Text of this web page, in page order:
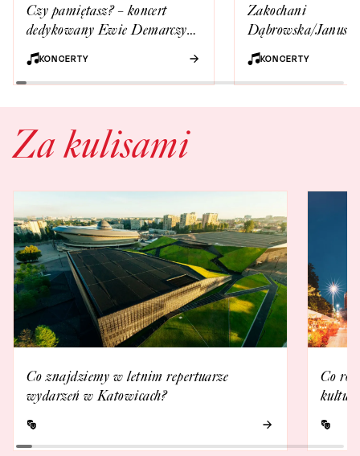
Czy pamiętasz? – koncert
dedykowany Ewie Demarczyk
i Markowi Grechucie w
wykonaniu Piwnicy pod
Baranami
KONCERTY
Zakochani
Dąbrowska/
KONCERTY
Za kulisami
Co znajdziemy w letnim repertuarze
wydarzeń w Katowicach?
Co